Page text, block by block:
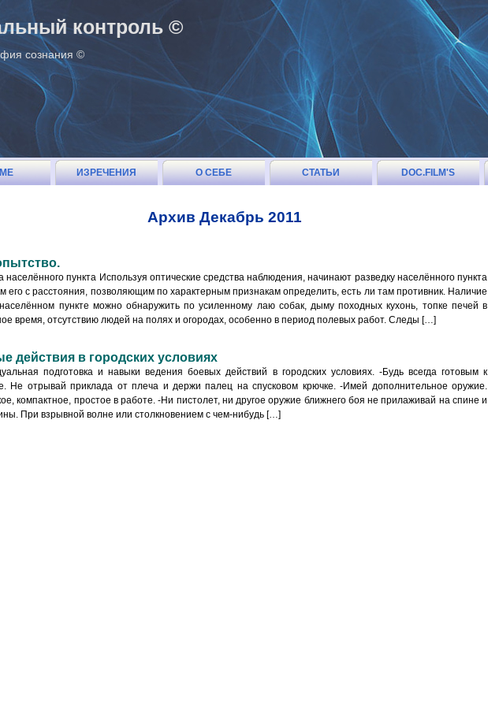
контроль ©
сознания ©
ИЗРЕЧЕНИЯ О СЕБЕ СТАТЬИ DOC.FILM'S
Архив Декабрь 2011
населённого пункта Используя оптические средства наблюдения, начинают разведку населённого пункта
его с расстояния, позволяющим по характерным признакам определить, есть ли там противник. Наличие
пункте можно обнаружить по усиленному лаю собак, дыму походных кухонь, топке печей в
время, отсутствию людей на полях и огородах, особенно в период полевых работ. Следы […]
действия в городских условиях
подготовка и навыки ведения боевых действий в городских условиях. -Будь всегда готовым к
Не отрывай приклада от плеча и держи палец на спусковом крючке. -Имей дополнительное оружие.
компактное, простое в работе. -Ни пистолет, ни другое оружие ближнего боя не прилаживай на спине и
При взрывной волне или столкновением с чем-нибудь […]